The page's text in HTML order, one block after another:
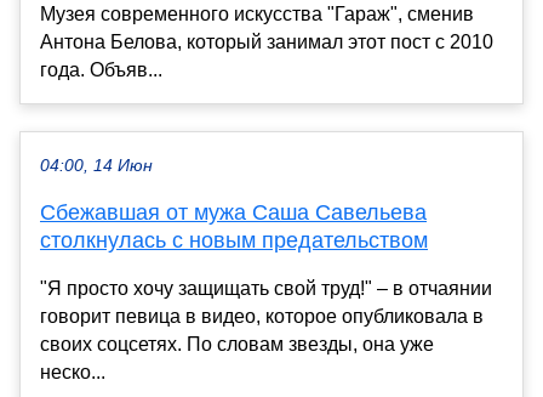
Музея современного искусства "Гараж", сменив
Антона Белова, который занимал этот пост с 2010
года. Объяв...
04:00, 14 Июн
Сбежавшая от мужа Саша Савельева
столкнулась с новым предательством
"Я просто хочу защищать свой труд!" – в отчаянии
говорит певица в видео, которое опубликовала в
своих соцсетях. По словам звезды, она уже
неско...